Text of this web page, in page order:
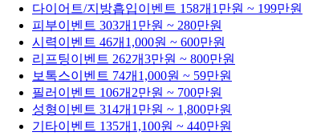
다이어트/지방흡입이벤트 158개 1만원 ~ 199만원
피부이벤트 303개 1만원 ~ 280만원
시력이벤트 46개 1,000원 ~ 600만원
리프팅이벤트 262개3만원 ~ 800만원
보톡스이벤트 74개 1,000원 ~ 59만원
필러 이벤트 106개 2만원 ~ 700만원
성형이벤트 314개 1만원 ~ 1,800만원
기타이벤트 135개 1,100원 ~ 440만원